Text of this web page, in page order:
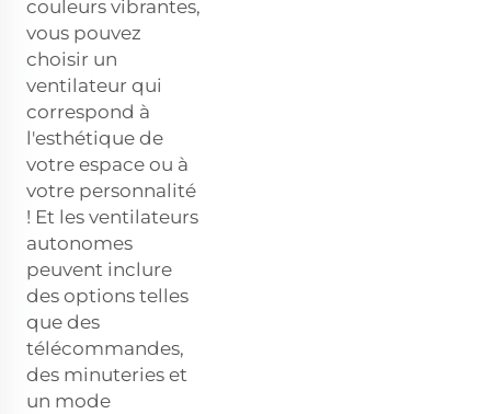
couleurs vibrantes,
vous pouvez
choisir un
ventilateur qui
correspond à
l'esthétique de
votre espace ou à
votre personnalité
! Et les ventilateurs
autonomes
peuvent inclure
des options telles
que des
télécommandes,
des minuteries et
un mode